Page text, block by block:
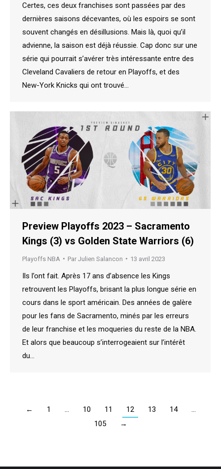
Certes, ces deux franchises sont passées par des
dernières saisons décevantes, où les espoirs se sont
souvent changés en désillusions. Mais là, quoi qu’il
advienne, la saison est déjà réussie. Cap donc sur une
série qui pourrait s’avérer très intéressante entre des
Cleveland Cavaliers de retour en Playoffs, et des
New-York Knicks qui ont trouvé…
Preview Playoffs 2023 – Sacramento
Kings (3) vs Golden State Warriors (6)
Playoffs NBA Par Julien Salancon 13 avril 2023
Ils l’ont fait. Après 17 ans d’absence les Kings
retrouvent les Playoffs, brisant la plus longue série en
cours dans le sport américain. Des années de galère
pour les fans de Sacramento, minés par les erreurs
de leur franchise et les moqueries du reste de la NBA.
Et alors que beaucoup s’interrogeaient sur l’intérêt
du…
← 1 … 10 11 12 13 14
…
105
→